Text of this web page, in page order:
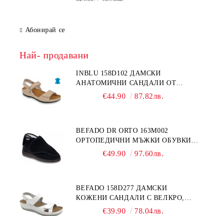
Абонирай се
Най- продавани
INBLU 158D102 ДАМСКИ
АНАТОМИЧНИ САНДАЛИ ОТ
ЕСТЕСТВЕНА КОЖА, БЕЖОВИ
€44.90 87.82лв.
BEFADO DR ORTO 163M002
ОРТОПЕДИЧНИ МЪЖКИ ОБУВКИ
ЗА ГИПСИРАН ИЛИ СВРЪХ
€49.90 97.60лв.
BEFADO 158D277 ДАМСКИ
КОЖЕНИ САНДАЛИ С ВЕЛКРО,
€39.90 78.04лв.